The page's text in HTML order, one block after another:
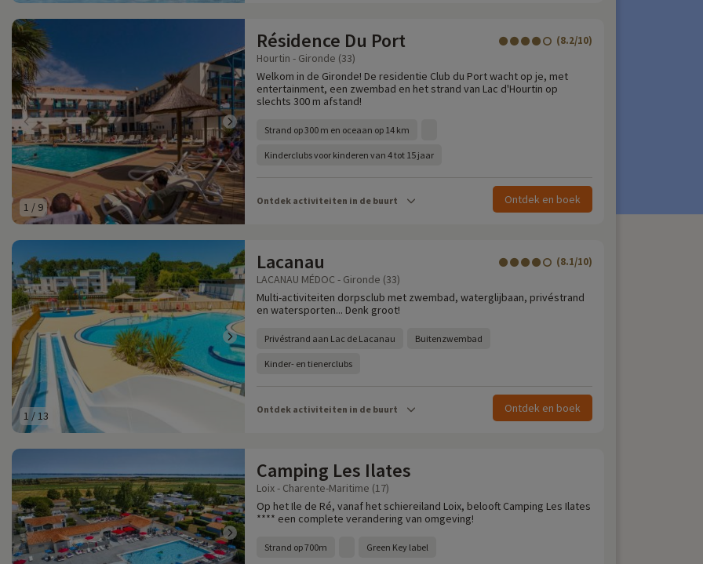
1 / 9
Résidence Du Port (8.2/10)
Hourtin - Gironde (33)
Welkom in de Gironde! De residentie Club du Port wacht op je, met
entertainment, een zwembad en het strand van Lac d'Hourtin op
slechts 300 m afstand!
Strand op 300 m en oceaan op 14 km
Kinderclubs voor kinderen van 4 tot 15 jaar
Ontdek activiteiten in de buurt Ontdek en boek
1 /13
Lacanau (8.1/10)
LACANAU MÉDOC - Gironde (33)
Multi-activiteiten dorpsclub met zwembad, waterglijbaan, privéstrand
en watersporten... Denk groot!
Privéstrand aan Lac de Lacanau Buitenzwembad
Kinder- en tienerclubs
Ontdek activiteiten in de buurt Ontdek en boek
Camping Les Ilates
Loix - Charente-Maritime (17)
Op het Ile de Ré, vanaf het schiereiland Loix, belooft Camping Les Ilates
**** een complete verandering van omgeving!
Strand op 700m Green Key label